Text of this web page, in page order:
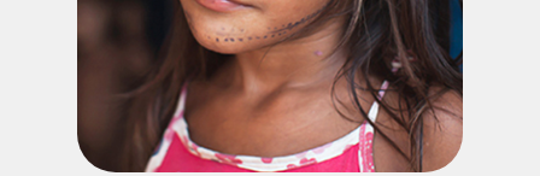
sessões de cinema no Brasil. Através dele, você pode
encontrar os filmes no cinema mais próximos a você ou a
qualquer cidade em território brasileiro. Você pode também
acessar informações sobre cinemas, horários, assistir aos
trailers e muito mais.